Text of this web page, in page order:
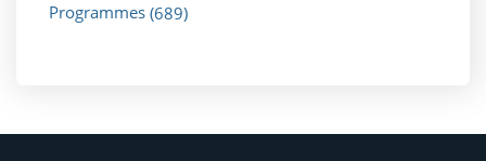
Programmes (689)